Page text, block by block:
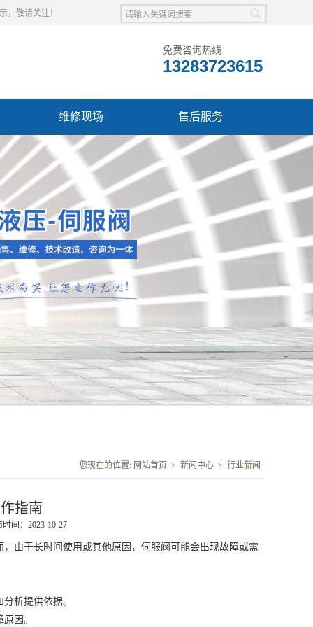
，敬请关注！
免费咨询热线
13283723615
维修现场 售后服务
您现在的位置: 网站首页 > 新闻中心 > 行业新闻
指南
时间：2023-10-27
于长时间使用或其他原因，伺服阀可能会出现故障或需
析提供依据。
因。